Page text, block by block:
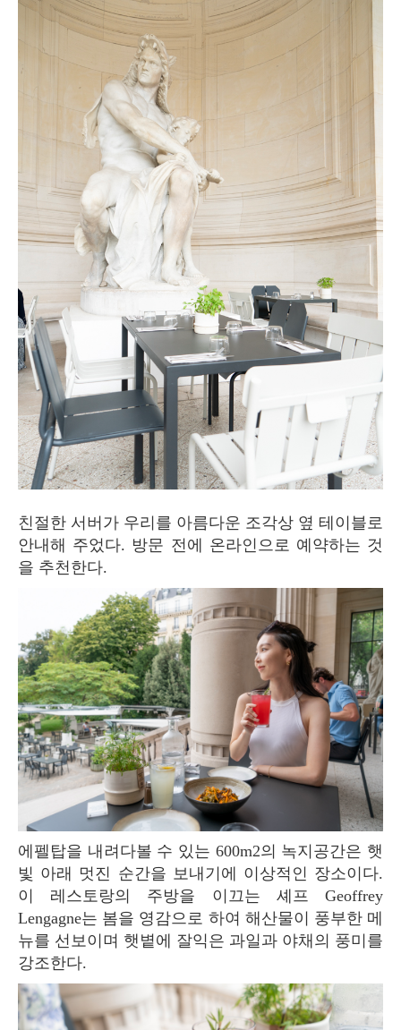
친절한 서버가 우리를 아름다운 조각상 옆 테이블로
안내해 주었다. 방문 전에 온라인으로 예약하는 것
을 추천한다.
에펠탑을 내려다볼 수 있는 600m2의 녹지공간은 햇
빛 아래 멋진 순간을 보내기에 이상적인 장소이다.
이 레스토랑의 주방을 이끄는 셰프 Geoffrey
Lengagne는 봄을 영감으로 하여 해산물이 풍부한 메
뉴를 선보이며 햇볕에 잘익은 과일과 야채의 풍미를
강조한다.